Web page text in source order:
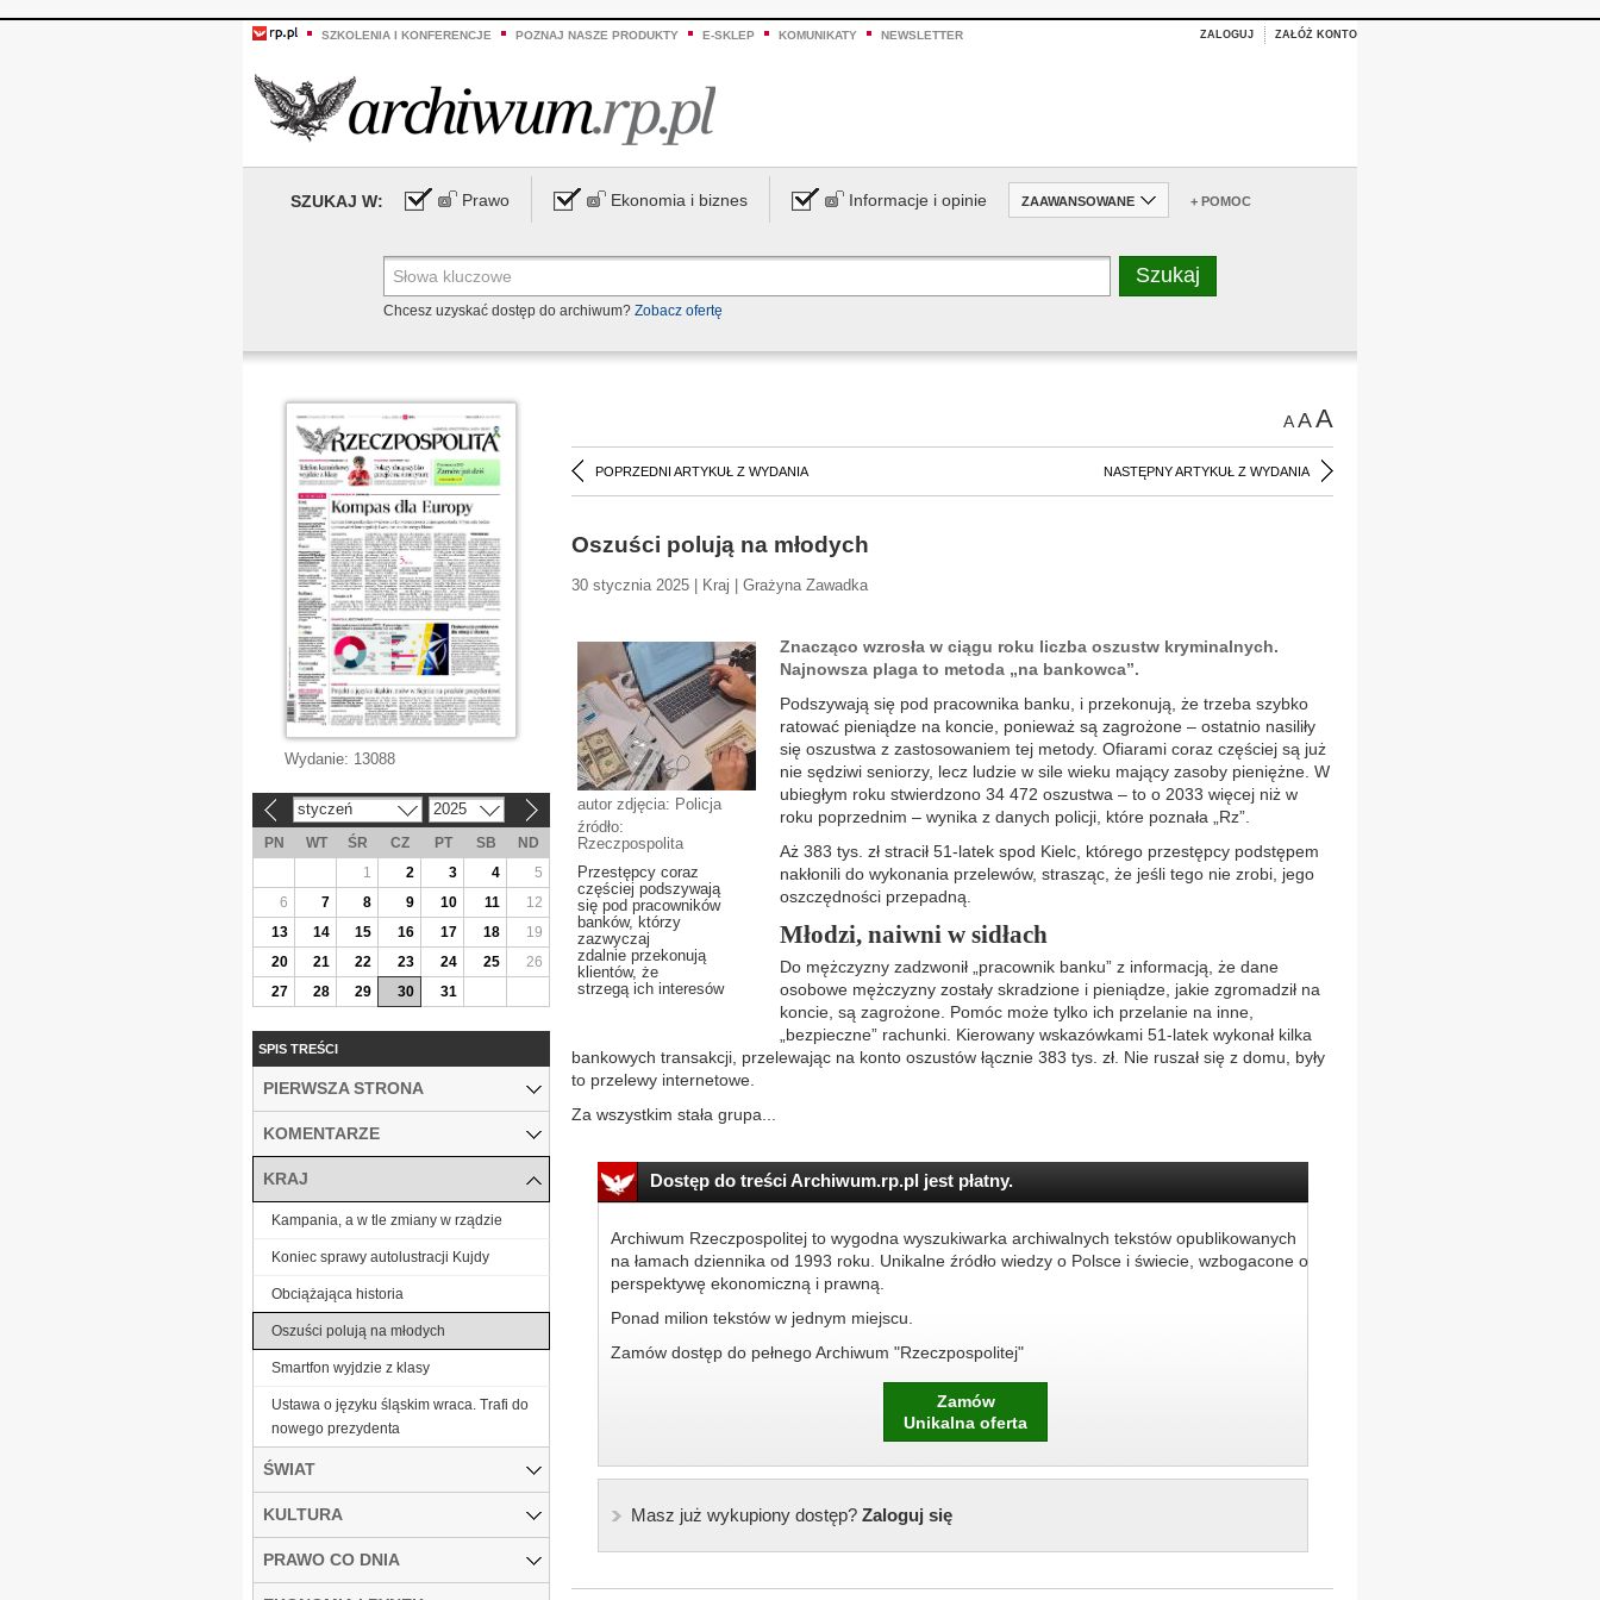
SZKOLENIA I KONFERENCJE POZNAJ NASZE PRODUKTY E-SKLEP KOMUNIKATY NEWSLETTER ZALOGUJ ZAŁÓŻ KONTO
SZUKAJ W: Prawo Ekonomia i biznes Informacje i opinie ZAAWANSOWANE + POMOC
Chcesz uzyskać dostęp do archiwum? Zobacz ofertę
AAA
POPRZEDNI ARTYKUŁ Z WYDANIA NASTĘPNY ARTYKUŁ Z WYDANIA
Oszuści polują na młodych
30 stycznia 2025 | Kraj | Grażyna Zawadka
autor zdjęcia: Policja
źródło:
Rzeczpospolita
Przestępcy coraz
częściej podszywają
się pod pracowników
banków, którzy
zazwyczaj
zdalnie przekonują
klientów, że
strzegą ich interesów
Znacząco wzrosła w ciągu roku liczba oszustw kryminalnych.
Najnowsza plaga to metoda „na bankowca”.
Podszywają się pod pracownika banku, i przekonują, że trzeba szybko
ratować pieniądze na koncie, ponieważ są zagrożone – ostatnio nasiliły
się oszustwa z zastosowaniem tej metody. Ofiarami coraz częściej są już
nie sędziwi seniorzy, lecz ludzie w sile wieku mający zasoby pieniężne. W
ubiegłym roku stwierdzono 34 472 oszustwa – to o 2033 więcej niż w
roku poprzednim – wynika z danych policji, które poznała „Rz”.
Aż 383 tys. zł stracił 51-latek spod Kielc, którego przestępcy podstępem
nakłonili do wykonania przelewów, strasząc, że jeśli tego nie zrobi, jego
oszczędności przepadną.
Młodzi, naiwni w sidłach
Do mężczyzny zadzwonił „pracownik banku” z informacją, że dane
osobowe mężczyzny zostały skradzione i pieniądze, jakie zgromadził na
koncie, są zagrożone. Pomóc może tylko ich przelanie na inne,
„bezpieczne” rachunki. Kierowany wskazówkami 51-latek wykonał kilka
bankowych transakcji, przelewając na konto oszustów łącznie 383 tys. zł. Nie ruszał się z domu, były
to przelewy internetowe.
Za wszystkim stała grupa...
Dostęp do treści Archiwum.rp.pl jest płatny.
Archiwum Rzeczpospolitej to wygodna wyszukiwarka archiwalnych tekstów opublikowanych
na łamach dziennika od 1993 roku. Unikalne źródło wiedzy o Polsce i świecie, wzbogacone o
perspektywę ekonomiczną i prawną.
Ponad milion tekstów w jednym miejscu.
Zamów dostęp do pełnego Archiwum "Rzeczpospolitej"
Zamów
Unikalna oferta
Masz już wykupiony dostęp?Zaloguj się
Wydanie: 13088
styczeń 2025
PN WT ŚR CZ PT SB
ND
1
2 3 4
5
6
7 8 9 10 11
12
13
14 15 16 17 18
19
20
21 22 23 24 25
26
27
28 29 30 31
SPIS TREŚCI
PIERWSZA STRONA
KOMENTARZE
KRAJ
Kampania, a w tle zmiany w rządzie
Koniec sprawy autolustracji Kujdy
Obciążająca historia
Oszuści polują na młodych
Smartfon wyjdzie z klasy
Ustawa o języku śląskim wraca. Trafi do
nowego prezydenta
ŚWIAT
KULTURA
PRAWO CO DNIA